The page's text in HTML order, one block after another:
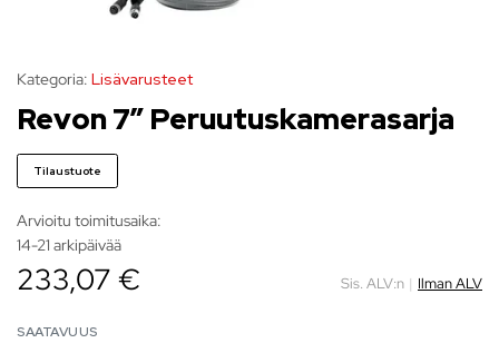
Kategoria: Lisävarusteet
Revon 7″ Peruutuskamerasarja
Tilaustuote
Arvioitu toimitusaika:
14-21 arkipäivää
233,07 € Sis. ALV:n | Ilman ALV
SAATAVUUS